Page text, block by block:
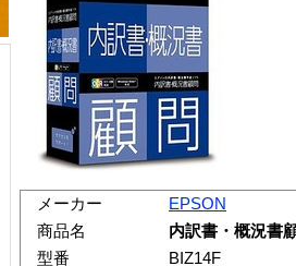
メーカー
EPSON
商品名
内訳書・概況書
型番
BIZ14F